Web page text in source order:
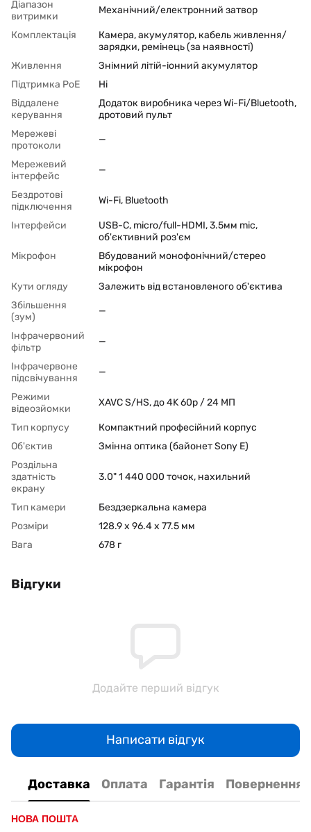
Діапазон
витримки
Механічний/електронний затвор
Комплектація
Камера, акумулятор, кабель живлення/
зарядки, ремінець (за наявності)
Живлення
Знімний літій-іонний акумулятор
Підтримка PoЕ
Ні
Віддалене
керування
Додаток виробника через Wi-Fi/Bluetooth,
дротовий пульт
Мережеві
протоколи
—
Мережевий
інтерфейс
—
Бездротові
підключення
Wi-Fi, Bluetooth
Інтерфейси
USB-C, micro/full-HDMI, 3.5мм mic,
об'єктивний роз'єм
Мікрофон
Вбудований монофонічний/стерео
мікрофон
Кути огляду
Залежить від встановленого об'єктива
Збільшення
(зум)
—
Інфрачервоний
фільтр
—
Інфрачервоне
підсвічування
—
Режими
відеозйомки
XAVC S/HS, до 4K 60p / 24 МП
Тип корпусу
Компактний професійний корпус
Об'єктив
Змінна оптика (байонет Sony E)
Роздільна
здатність
екрану
3.0" 1 440 000 точок, нахильний
Тип камери
Бездзеркальна камера
Розміри
128.9 x 96.4 x 77.5 мм
Вага
678 г
Відгуки
Додайте перший відгук
Написати відгук
Доставка Оплата Гарантія Повернення
НОВА ПОШТА